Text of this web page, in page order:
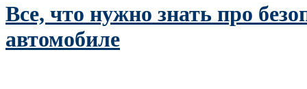
Все, что нужно знать про
автомобиле